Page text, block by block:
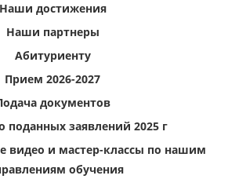
Наши достижения
Наши партнеры
Абитуриенту
Прием 2026-2027
документов
поданных заявлений 2025 г
видео и мастер-классы по нашим
обучения